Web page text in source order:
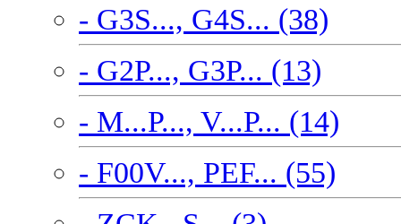
- G3S..., G4S... (38)
- G2P..., G3P... (13)
- M...P..., V...P... (14)
- F00V..., PEF... (55)